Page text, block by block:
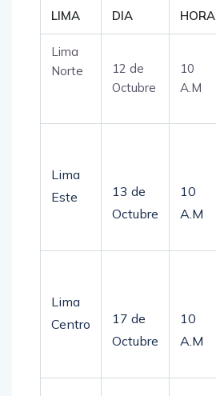
LIMA DIA HORA
Lima
Norte
12 de
Octubre
10
A.M
Lima
Este
13 de
Octubre
10
A.M
Lima
Centro
17 de
Octubre
10
A.M